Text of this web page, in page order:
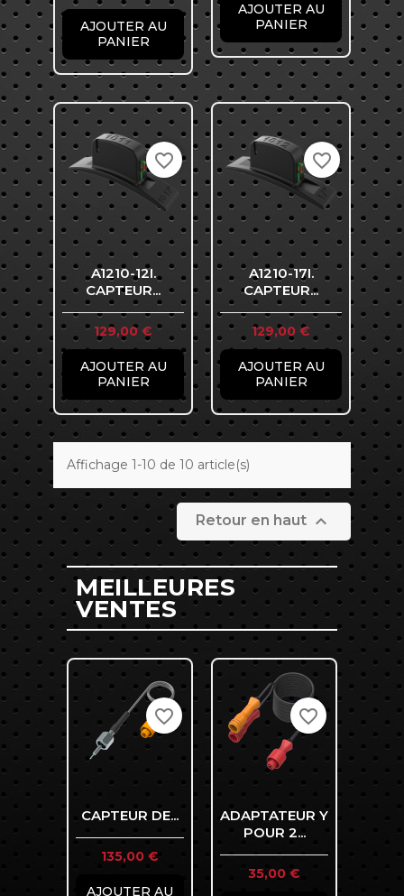
AJOUTER AU
PANIER
AJOUTER AU
PANIER
A1210-12I.
CAPTEUR...
Prix
129,00 €
AJOUTER AU
PANIER
favorite_border
A1210-17I.
CAPTEUR...
Prix
129,00 €
AJOUTER AU
PANIER
favorite_border
Affichage 1-10 de 10 article(s)
Retour en haut 
MEILLEURES
VENTES
CAPTEUR DE...
Prix
135,00 €
AJOUTER AU
favorite_border
ADAPTATEUR Y
POUR 2...
Prix
35,00 €
favorite_border